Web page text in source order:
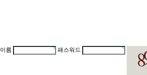
이름 패스워드